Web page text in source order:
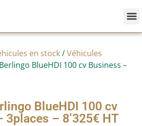
en stock/Véhicules
BlueHDI 100 cv Business –
BlueHDI 100 cv
3places – 8’325€ HT